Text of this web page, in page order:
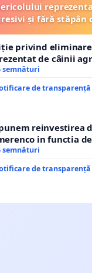
și fără stăpân
privind
de câinii
din comuna Tunari
semnături
de transparență
reinvestirea
in functia
semnături
de transparență